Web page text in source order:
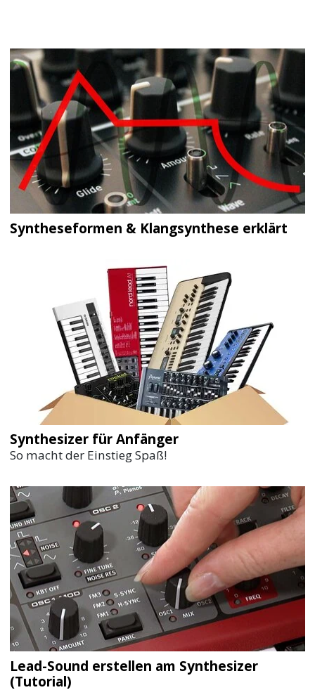
Syntheseformen & Klangsynthese erklärt
Synthesizer für Anfänger
So macht der Einstieg Spaß!
Lead-Sound erstellen am Synthesizer
(Tutorial)